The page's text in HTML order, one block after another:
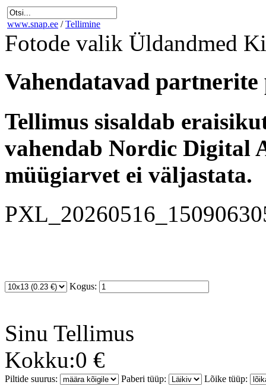
www.snap.ee / Tellimine
Fotode valik Üldandmed
Vahendatavad
Tellimus sisaldab
vahendab Nordic Digital
müügiarvet ei väljastata.
Kogus:
Sinu Tellimus
Kokku:0 €
Piltide suurus: Paberi tüüp: Lõike tüüp: